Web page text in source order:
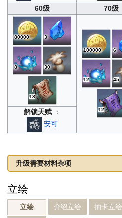
60级
70级
80000 3
8 30
18
100000 6
12 45
12
解锁天赋 ：
安可
升级需要材料杂项
立绘
立绘 介绍立绘 抽卡立绘